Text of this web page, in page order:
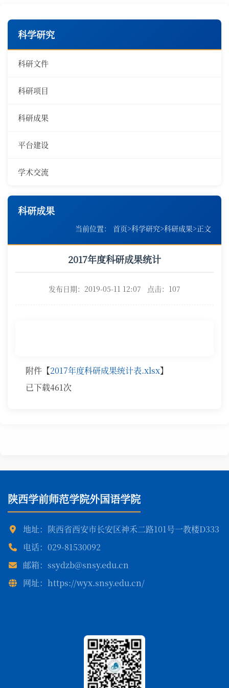
科学研究
科研文件
科研项目
科研成果
平台建设
学术交流
科研成果
当前位置： 首页>科学研究>科研成果>正文
2017年度科研成果统计
发布日期：2019-05-11 12:07 点击： 107
附件【2017年度科研成果统计表.xlsx】
已下载461次
陕西学前师范学院外国语学院
地址：陕西省西安市长安区神禾二路101号一教楼D333
电话：029-81530092
邮箱：ssydzb@snsy.edu.cn
网址：https://wyx.snsy.edu.cn/